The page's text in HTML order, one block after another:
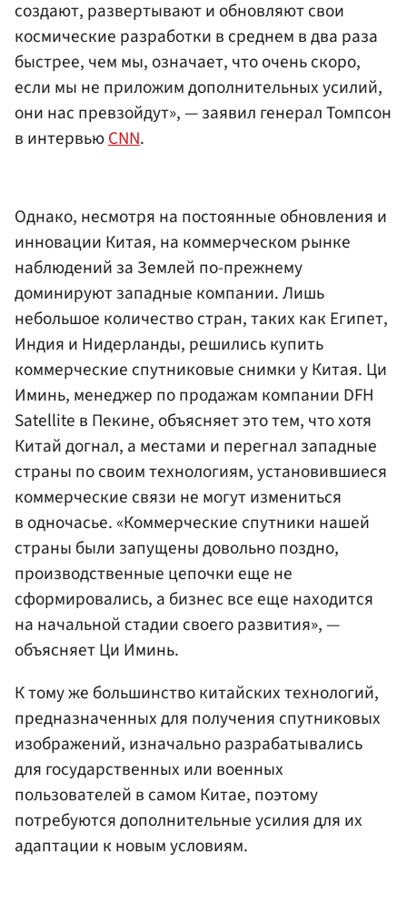
создают, развертывают и обновляют свои
космические разработки в среднем в два раза
быстрее, чем мы, означает, что очень скоро,
если мы не приложим дополнительных усилий,
они нас превзойдут», — заявил генерал Томпсон
в интервьюCNN.
Однако, несмотря на постоянные обновления и
инновации Китая, на коммерческом рынке
наблюдений за Землей по-прежнему
доминируют западные компании. Лишь
небольшое количество стран, таких как Египет,
Индия и Нидерланды, решились купить
коммерческие спутниковые снимки у Китая. Ци
Иминь, менеджер по продажам компании DFH
Satellite в Пекине, объясняет это тем, что хотя
Китай догнал, а местами и перегнал западные
страны по своим технологиям, установившиеся
коммерческие связи не могут измениться
в одночасье. «Коммерческие спутники нашей
страны были запущены довольно поздно,
производственные цепочки еще не
сформировались, а бизнес все еще находится
на начальной стадии своего развития», —
объясняет Ци Иминь.
К тому же большинство китайских технологий,
предназначенных для получения спутниковых
изображений, изначально разрабатывались
для государственных или военных
пользователей в самом Китае, поэтому
потребуются дополнительные усилия для их
адаптации к новым условиям.